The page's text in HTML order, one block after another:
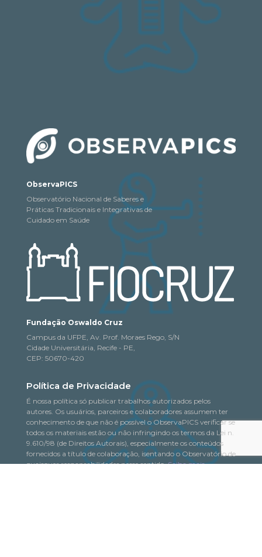
ObservaPICS
Observatório Nacional de Saberes e
Práticas Tradicionais e Integrativas de
Cuidado em Saúde
Fundação Oswaldo Cruz
Campus da UFPE, Av. Prof. Moraes Rego, S/N
Cidade Universitária, Recife - PE,
CEP: 50670-420
Política de Privacidade
É nossa política só publicar trabalhos autorizados pelos
autores. Os usuários, parceiros e colaboradores assumem ter
conhecimento de que não é possível o ObservaPICS verificar se
todos os materiais estão ou não infringindo os termos da Lei n.
9.610/98 (de Direitos Autorais), especialmente os conteúdos
fornecidos a título de colaboração, isentando o Observatório de
quaisquer responsabilidades nesse sentido.Saiba mais